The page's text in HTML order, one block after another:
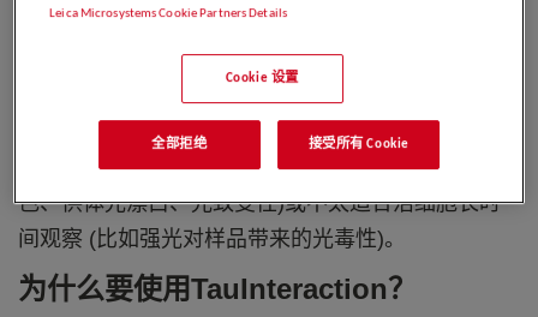
强度的测量，例如供体猝灭、受体光漂白和敏化发射
Danuser2003, Padilla-Parra and
简化了仪器要求，但增加了实验设计产生假象
例如，供体-受体相对信号不平衡、通道间串
色、供体光漂白、光致变性)或不太适合活细胞长时
间观察 (比如强光对样品带来的光毒性)。
为什么要使用TauInteraction？
Leica Microsystems Cookie Partners Details
Cookie 设置
全部拒绝 接受所有 Cookie